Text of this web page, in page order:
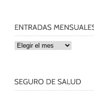
ENTRADAS